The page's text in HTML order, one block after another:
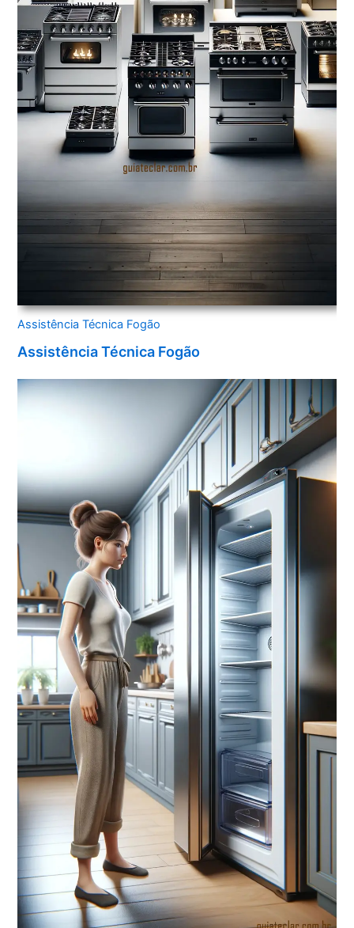
Assistência Técnica Fogão
Assistência Técnica Fogão